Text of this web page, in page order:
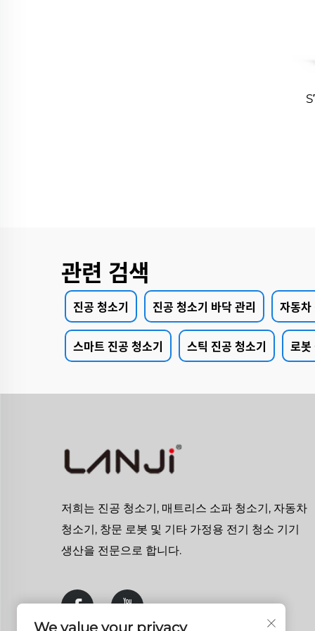
관련 검색
진공 청소기 진공 청소기 바닥 관리 자동차
스마트 진공 청소기 스틱 진공 청소기 로봇
저희는 진공 청소기, 매트리스 소파 청소기, 자동차
청소기, 창문 로봇 및 기타 가정용 전기 청소 기기
생산을 전문으로 합니다.
We value your privacy